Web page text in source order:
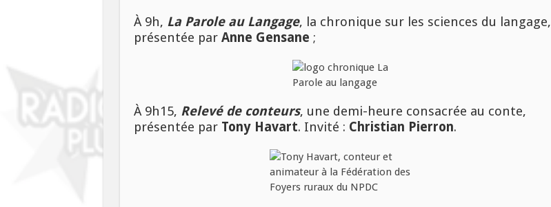
À 9h, La Parole au Langage, la chronique sur les sciences du langage,
présentée par Anne Gensane ;
À 9h15, Relevé de conteurs, une demi-heure consacrée au conte,
présentée par Tony Havart. Invité : Christian Pierron.